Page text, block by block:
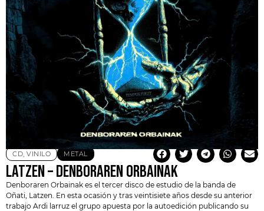
CD, VINILO METAL
LATZEN – DENBORAREN ORBAINAK
Denboraren Orbainak es el tercer disco de estudio de la banda de
Oñati, Latzen . En esta ocasión y tras veintisiete años desde su anterior
trabajo Ardi larruz el grupo apuesta por la autoedición publicando su